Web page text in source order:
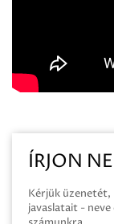
ÍRJON
Kérjük üzenetét,
javaslatait - neve